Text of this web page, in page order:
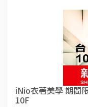
iNio衣著美學 期間
10F